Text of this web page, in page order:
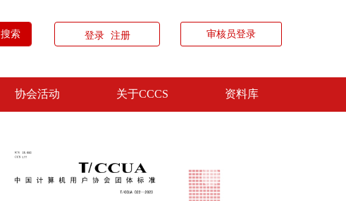
协会活动 关于CCCS 资料库
登录 注册
搜索 审核员登录